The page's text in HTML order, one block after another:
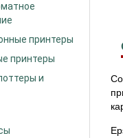
принтеры
принтеры
и